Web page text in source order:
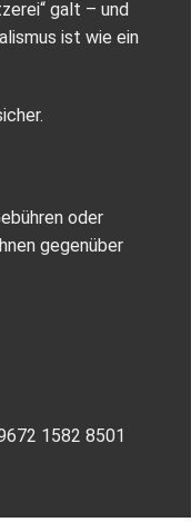
galt – und
ist wie ein
oder
gegenüber
1582 8501